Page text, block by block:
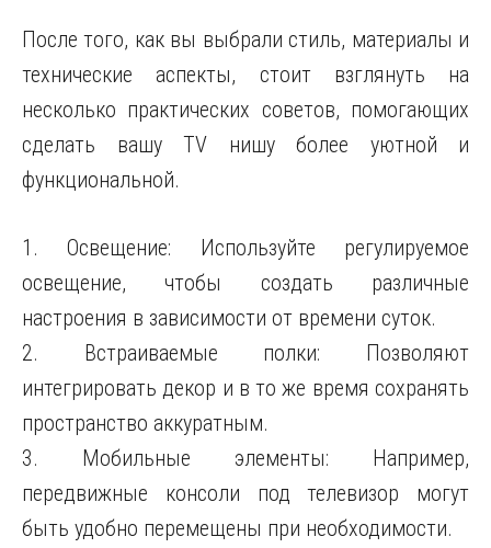
После того, как вы выбрали стиль, материалы и
технические аспекты, стоит взглянуть на
несколько практических советов, помогающих
сделать вашу TV нишу более уютной и
функциональной.
1. Освещение: Используйте регулируемое
освещение, чтобы создать различные
настроения в зависимости от времени суток.
2. Встраиваемые полки: Позволяют
интегрировать декор и в то же время сохранять
пространство аккуратным.
3. Мобильные элементы: Например,
передвижные консоли под телевизор могут
быть удобно перемещены при необходимости.